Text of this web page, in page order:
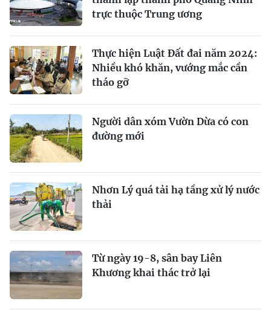
trực thuộc Trung ương
Thực hiện Luật Đất đai năm 2024:
Nhiều khó khăn, vướng mắc cần
tháo gỡ
Người dân xóm Vườn Dừa có con
đường mới
Nhơn Lý quá tải hạ tầng xử lý nước
thải
Từ ngày 19-8, sân bay Liên
Khương khai thác trở lại